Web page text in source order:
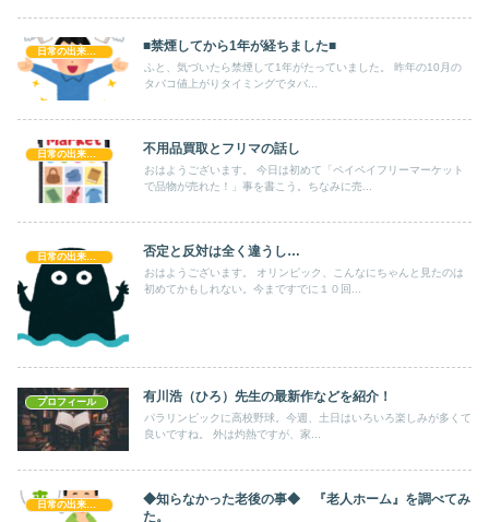
日常の出来事！！ ■禁煙してから1年が経ちました■
ふと、気づいたら禁煙して1年がたっていました。 昨年の10月の
タバコ値上がりタイミングでタバ...
日常の出来事！！ 不用品買取とフリマの話し
おはようございます。 今日は初めて「ペイペイフリーマーケット
で品物が売れた！」事を書こう。ちなみに売...
日常の出来事！！ 否定と反対は全く違うし…
おはようございます。 オリンピック、こんなにちゃんと見たのは
初めてかもしれない。今まですでに１０回...
プロフィール 有川浩（ひろ）先生の最新作などを紹介！
パラリンピックに高校野球。今週、土日はいろいろ楽しみが多くて
良いですね。 外は灼熱ですが、家...
日常の出来事！！
◆知らなかった老後の事◆ 『老人ホーム』を調べてみ
た。